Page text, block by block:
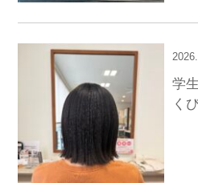
学
く